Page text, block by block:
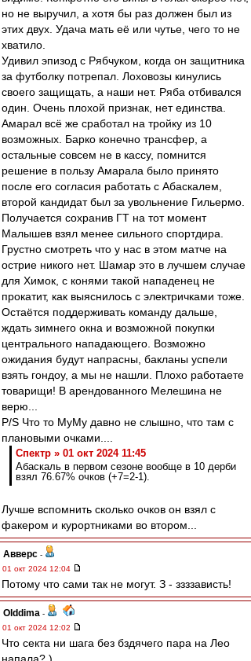
но не выручил, а хотя бы раз должен был из
этих двух. Удача мать её или чутье, чего то не
хватило.
Удивил эпизод с Рябчуком, когда он защитника
за футболку потрепал. Лоховозы кинулись
своего защищать, а наши нет. Ряба отбивался
один. Очень плохой признак, нет единства.
Амарал всё же сработал на тройку из 10
возможных. Барко конечно трансфер, а
остальные совсем не в кассу, помнится
решение в пользу Амарала было принято
после его согласия работать с Абаскалем,
второй кандидат был за увольнение Гильермо.
Получается сохранив ГТ на тот момент
Малышев взял менее сильного спортдира.
Грустно смотреть что у нас в этом матче на
острие никого нет. Шамар это в лучшем случае
для Химок, с конями такой нападенец не
прокатит, как выяснилось с электричками тоже.
Остаётся поддерживать команду дальше,
ждать зимнего окна и возможной покупки
центрального нападающего. Возможно
ожидания будут напрасны, бакланы успели
взять гондоу, а мы не нашли. Плохо работаете
товарищи! В арендованного Мелешина не
верю...
P/S Что то МуМу давно не слышно, что там с
плановыми очками....
Спектр » 01 окт 2024 11:45
Абаскаль в первом сезоне вообще в 10 дерби
взял 76.67% очков (+7=2-1).
Лучше вспомнить сколько очков он взял с
факером и курортниками во втором...
Авверс -
01 окт 2024 12:04
Потому что сами так не могут. З - ззззависть!
Olddima -
01 окт 2024 12:02
Что секта ни шага без бздячего пара на Лео